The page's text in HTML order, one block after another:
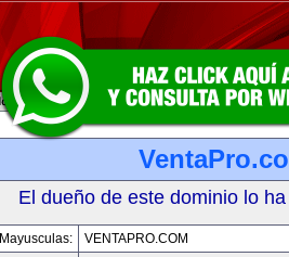
El dueño de este dominio lo
Mayusculas:
VENTAPRO.COM